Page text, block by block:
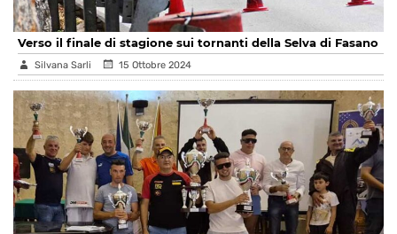
Verso il finale di stagione sui tornanti della Selva di Fasano
Silvana Sarli 15 Ottobre 2024